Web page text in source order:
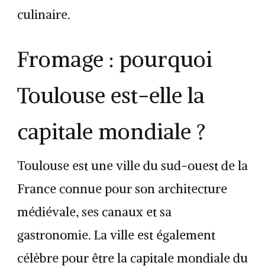
culinaire.
Fromage : pourquoi
Toulouse est-elle la
capitale mondiale ?
Toulouse est une ville du sud-ouest de la
France connue pour son architecture
médiévale, ses canaux et sa
gastronomie. La ville est également
célèbre pour être la capitale mondiale du